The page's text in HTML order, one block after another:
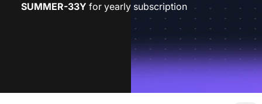
SUMMER-33Y for yearly subscription